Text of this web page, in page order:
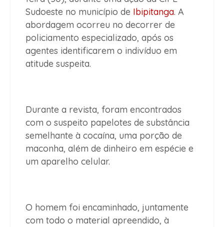
Sudoeste no município de Ibipitanga. A
abordagem ocorreu no decorrer de
policiamento especializado, após os
agentes identificarem o indivíduo em
atitude suspeita.
Durante a revista, foram encontrados
com o suspeito papelotes de substância
semelhante à cocaína, uma porção de
maconha, além de dinheiro em espécie e
um aparelho celular.
O homem foi encaminhado, juntamente
com todo o material apreendido, à